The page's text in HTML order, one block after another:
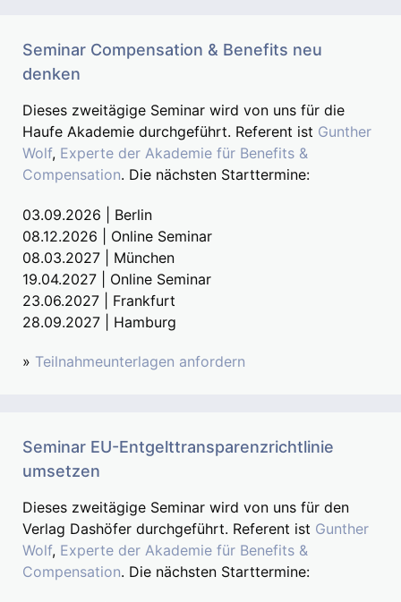
Seminar Compensation & Benefits neu
denken
Dieses zweitägige Seminar wird von uns für die
Haufe Akademie durchgeführt. Referent ist Gunther
Wolf, Experte der Akademie für Benefits &
Compensation. Die nächsten Starttermine:
03.09.2026 | Berlin
08.12.2026 | Online Seminar
08.03.2027 | München
19.04.2027 | Online Seminar
23.06.2027 | Frankfurt
28.09.2027 | Hamburg
» Teilnahmeunterlagen anfordern
Seminar EU-Entgelttransparenzrichtlinie
umsetzen
Dieses zweitägige Seminar wird von uns für den
Verlag Dashöfer durchgeführt. Referent ist Gunther
Wolf, Experte der Akademie für Benefits &
Compensation. Die nächsten Starttermine: